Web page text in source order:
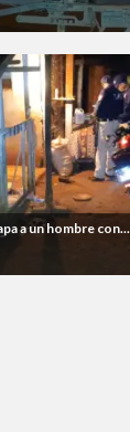
a un hombre con...